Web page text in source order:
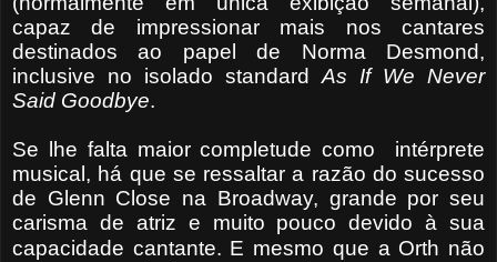
capaz de impressionar mais nos cantares
destinados ao papel de Norma Desmond,
inclusive no isolado standardAs If We Never
Said Goodbye.
Se lhe falta maior completude como
intérprete
musical, há que se ressaltar a razão do sucesso
de Glenn Close na Broadway, grande por seu
carisma de atriz e muito pouco devido à sua
capacidade cantante. E mesmo que a Orth não